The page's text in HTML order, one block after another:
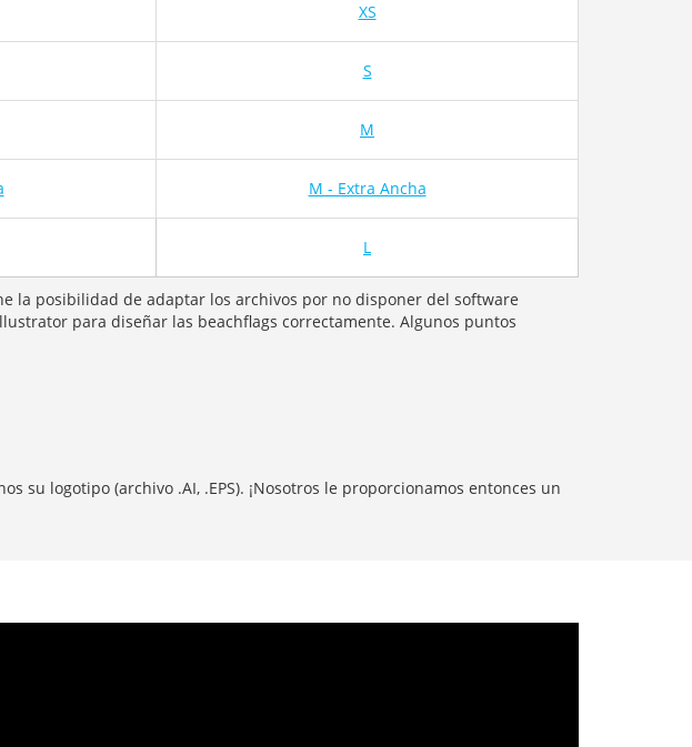
XS
S
M
M - Extra Ancha
L
la posibilidad de adaptar los archivos por no disponer del software
para diseñar las beachflags correctamente. Algunos puntos
su logotipo (archivo .AI, .EPS). ¡Nosotros le proporcionamos entonces un